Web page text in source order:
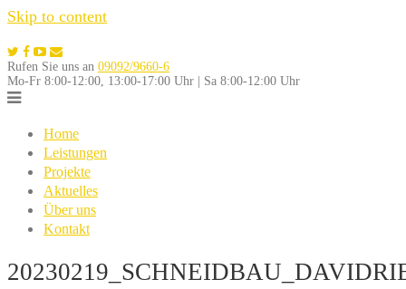
Skip to content
Rufen Sie uns an 09092/9660-6
Mo-Fr 8:00-12:00, 13:00-17:00 Uhr | Sa 8:00-12:00 Uhr
Home
Leistungen
Projekte
Aktuelles
Über uns
Kontakt